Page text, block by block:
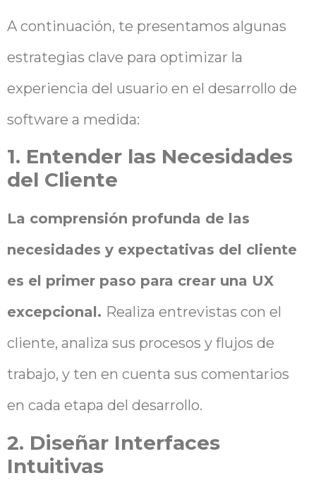
A continuación, te presentamos algunas
estrategias clave para optimizar la
experiencia del usuario en el desarrollo de
software a medida:
1. Entender las Necesidades
del Cliente
La comprensión profunda de las
necesidades y expectativas del cliente
es el primer paso para crear una UX
excepcional. Realiza entrevistas con el
cliente, analiza sus procesos y flujos de
trabajo, y ten en cuenta sus comentarios
en cada etapa del desarrollo.
2. Diseñar Interfaces
Intuitivas